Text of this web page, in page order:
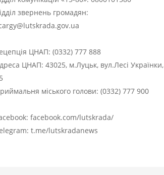
звернень громадян:
ЦНАП: (0332) 777 888
ЦНАП: 43025, м.Луцьк, вул.Лесі Українки,
міського голови: (0332) 777 900
facebook.com/lutskrada/
t.me/lutskradanews